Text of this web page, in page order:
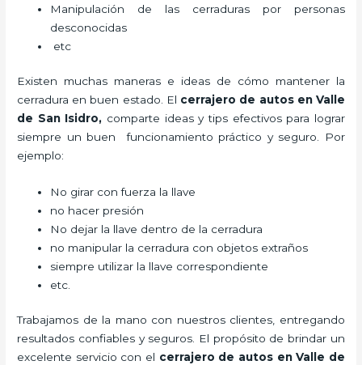
Manipulación de las cerraduras por personas
desconocidas
etc
Existen muchas maneras e ideas de cómo mantener la
cerradura en buen estado. El cerrajero de autos en Valle
de San Isidro, comparte ideas y tips efectivos para lograr
siempre un buen funcionamiento práctico y seguro. Por
ejemplo:
No girar con fuerza la llave
no hacer presión
No dejar la llave dentro de la cerradura
no manipular la cerradura con objetos extraños
siempre utilizar la llave correspondiente
etc.
Trabajamos de la mano con nuestros clientes, entregando
resultados confiables y seguros. El propósito de brindar un
excelente servicio con el cerrajero de autos en Valle de